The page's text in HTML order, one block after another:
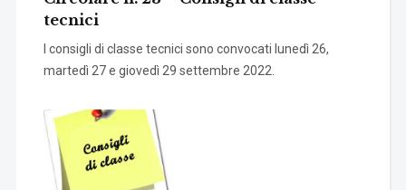
tecnici
I consigli di classe tecnici sono convocati lunedì 26,
martedì 27 e giovedì 29 settembre 2022.